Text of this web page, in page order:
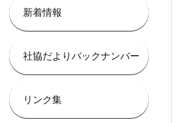
新着情報
社協だよりバックナンバー
リンク集